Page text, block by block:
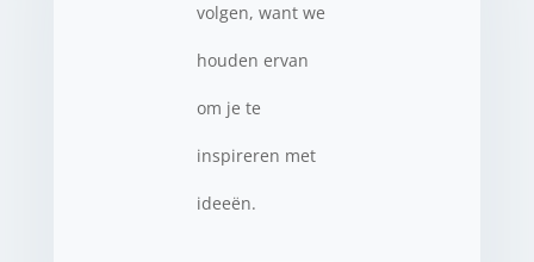
volgen, want we
houden ervan
om je te
inspireren met
ideeën.